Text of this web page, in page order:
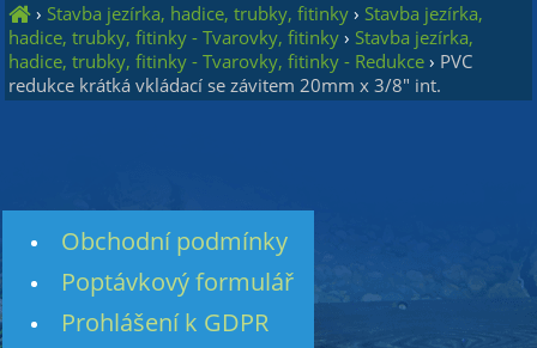
› Stavba jezírka, hadice, trubky, fitinky › Stavba jezírka,
hadice, trubky, fitinky - Tvarovky, fitinky › Stavba jezírka,
hadice, trubky, fitinky - Tvarovky, fitinky - Redukce › PVC
redukce krátká vkládací se závitem 20mm x 3/8" int.
Obchodní podmínky
Poptávkový formulář
Prohlášení k GDPR